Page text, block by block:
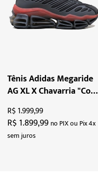
Tênis Adidas Megaride
AG XL X Chavarria "Core
R$ 1.899,99 no PIX ou Pix 4x
sem juros
R$ 1.999,99